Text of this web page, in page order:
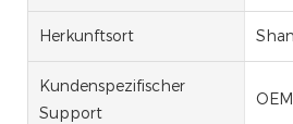
Herkunftsort
Kundenspezifischer
Support